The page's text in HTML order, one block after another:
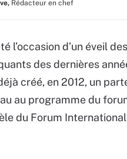
Rédacteur en chef
l’occasion d’un éveil
des dernières
créé, en 2012, un
au programme du
du Forum